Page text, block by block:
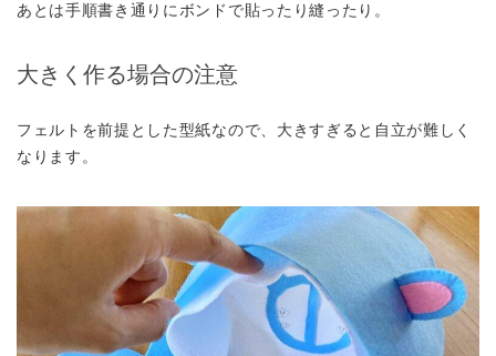
あとは手順書き通りにボンドで貼ったり縫ったり。
大きく作る場合の注意
フェルトを前提とした型紙なので、大きすぎると自立が難しく
なります。